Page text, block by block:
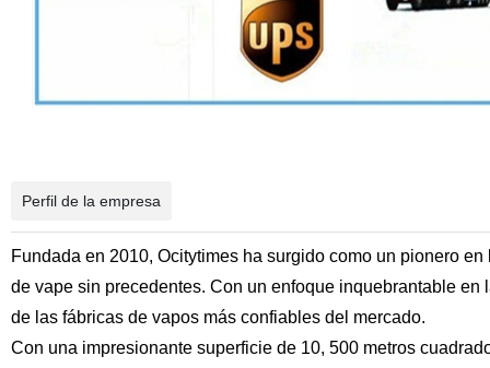
Perfil de la empresa
Fundada en 2010, Ocitytimes ha surgido como un pionero
de vape sin precedentes. Con un enfoque inquebrantable
de las fábricas de vapos más confiables del mercado.
Con una impresionante superficie de 10, 500 metros